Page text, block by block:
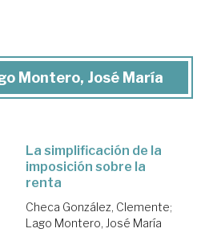
Montero, José María
La simplificación de la
imposición sobre la
renta
Checa González, Clemente;
Lago Montero, José María